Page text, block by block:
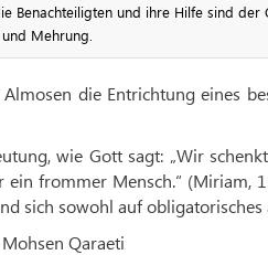
Benachteiligten und ihre Hilfe sind
Mehrung.
die Entrichtung eines
wie Gott sagt: „Wir
frommer Mensch.“ (Miriam,
sich sowohl auf obligatorisches
Qaraeti